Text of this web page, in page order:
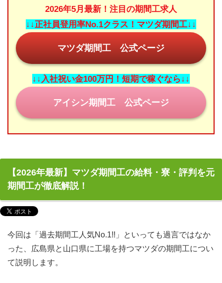
期間工メーカー別待遇まとめ
時間・期間で選ぶ期間工
期間工Q＆A
期間工コラム
期間工の休日
2026年5月最新！注目の期間工求人
↓↓正社員登用率No.1クラス！マツダ期間工↓↓
マツダ期間工 公式ページ
↓↓入社祝い金100万円！短期で稼ぐなら↓↓
アイシン期間工 公式ページ
【2026年最新】マツダ期間工の給料・寮・評判を元
期間工が徹底解説！
今回は「過去期間工人気No.1!!」といっても過言ではなか
った、広島県と山口県に工場を持つマツダの期間工につい
て説明します。